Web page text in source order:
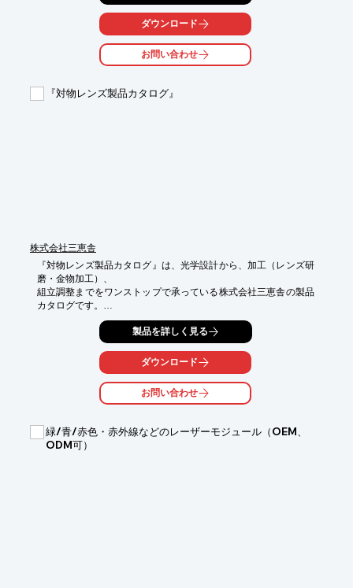
第4世代の超高効率 M POWER MOTOR (MPM)　モータを搭載。
各種波長の14mm・20mm・25mm・30mmのビーム口径用ミラー
を標準ラインアップ。中口径・大口径ビームアプリケーションの
高精度・高速加工を提供します。
さい。
ダウンロード
お問い合わせ
『対物レンズ製品カタログ』
株式会社三恵舎
『対物レンズ製品カタログ』は、光学設計から、加工（レンズ研
磨・金物加工）、
組立調整までをワンストップで承っている株式会社三恵舎の製品
カタログです。
YAGレーザーに対応し、優れた収差補正を実現する「近紫外対物
レンズ(NUV)」
をはじめ、接合面のない設計により高レーザー耐力を実現する
「紫外対物レンズ(UV)」
など、用途に応じた製品をラインアップしております。
■紫外対物レンズ（UV）
■NEW 近赤外対物レンズ（NIR）
製品を詳しく見る
ダウンロード
お問い合わせ
緑/青/赤色・赤外線などのレーザーモジュール（OEM、
ODM可）